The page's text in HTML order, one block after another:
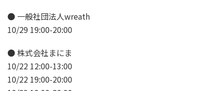
● 一般社団法人wreath
10/29 19:00-20:00
● 株式会社まにま
10/22 12:00-13:00
10/22 19:00-20:00